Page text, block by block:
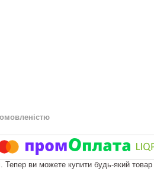
Тепер ви можете купити будь-який